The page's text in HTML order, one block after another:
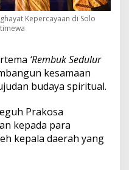
Kepercayaan di Solo
‘Rembuk Sedulur
kesamaan
budaya spiritual.
Prakosa
kepada para
kepala daerah yang